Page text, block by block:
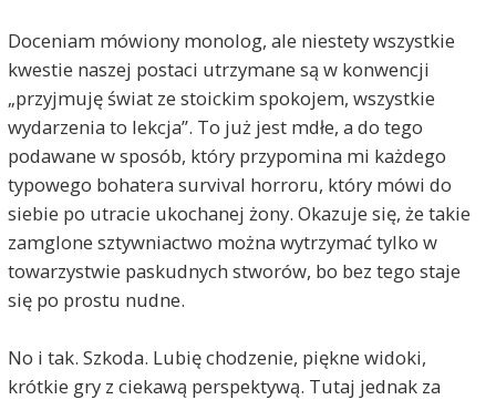
Doceniam mówiony monolog, ale niestety wszystkie
kwestie naszej postaci utrzymane są w konwencji
„przyjmuję świat ze stoickim spokojem, wszystkie
wydarzenia to lekcja”. To już jest mdłe, a do tego
podawane w sposób, który przypomina mi każdego
typowego bohatera survival horroru, który mówi do
siebie po utracie ukochanej żony. Okazuje się, że takie
zamglone sztywniactwo można wytrzymać tylko w
towarzystwie paskudnych stworów, bo bez tego staje
się po prostu nudne.
No i tak. Szkoda. Lubię chodzenie, piękne widoki,
krótkie gry z ciekawą perspektywą. Tutaj jednak za